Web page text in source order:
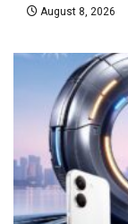
August 8, 2026